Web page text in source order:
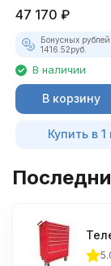
47 170 ₽
Бонусных
1416.52руб.
В наличии
В корзину
Купить в 1